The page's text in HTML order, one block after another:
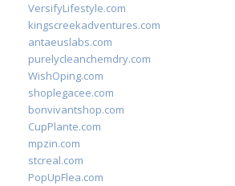
VersifyLifestyle.com
kingscreekadventures.com
antaeuslabs.com
purelycleanchemdry.com
WishOping.com
shoplegacee.com
bonvivantshop.com
CupPlante.com
mpzin.com
stcreal.com
PopUpFlea.com